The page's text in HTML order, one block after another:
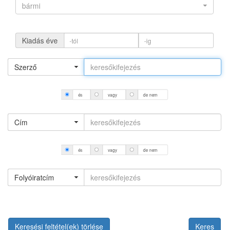
bármi
Kiadás éve
Szerző
és vagy de nem
Cím
és vagy de nem
Folyóiratcím
Keresési feltétel(ek) törlése